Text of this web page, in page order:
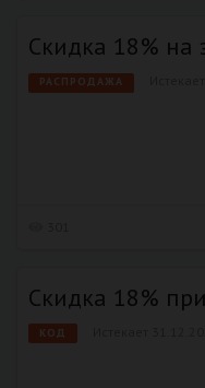
Скидка 18% на
РАСПРОДАЖА
Скидка 18%
КОД